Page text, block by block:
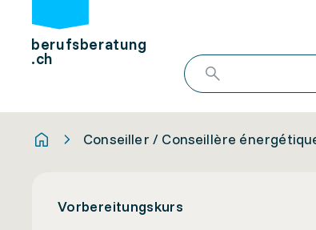
berufsberatung
.ch
Conseiller / Conseillère
Vorbereitungskurs